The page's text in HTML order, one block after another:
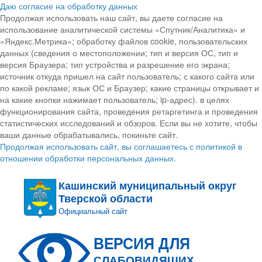
Даю согласие на обработку данных
Продолжая использовать наш сайт, вы даете согласие на
использование аналитической системы «Спутник/Аналитика» и
«Яндекс.Метрика»; обработку файлов cookie, пользовательских
данных (сведения о местоположении; тип и версия ОС, тип и
версия Браузера; тип устройства и разрешение его экрана;
источник откуда пришел на сайт пользователь; с какого сайта или
по какой рекламе; язык ОС и Браузер; какие страницы открывает и
на какие кнопки нажимает пользователь; ip-адрес). в целях
функционирования сайта, проведения ретаргетинга и проведения
статистических исследований и обзоров. Если вы не хотите, чтобы
ваши данные обрабатывались, покиньте сайт.
Продолжая использовать сайт, вы соглашаетесь с политикой в
отношении обработки персональных данных.